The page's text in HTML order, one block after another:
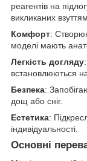
реагентів на
викликаних
Комфорт:
моделі мають
Легкість догляду
встановлюються
Безпека:
дощ або сніг.
Естетика:
індивідуальності.
Основні